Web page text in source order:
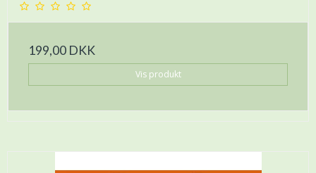
199,00 DKK
Vis produkt